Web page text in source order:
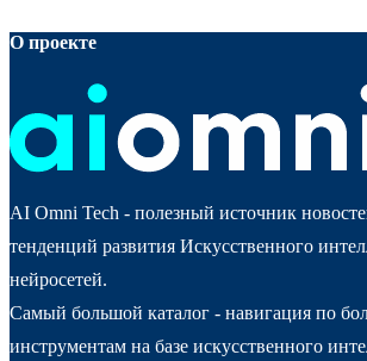
О проекте
AI Omni Tech - полезный источник
тенденций развития Искусственного
нейросетей.
Самый большой каталог - навигация по
инструментам на базе искусственного